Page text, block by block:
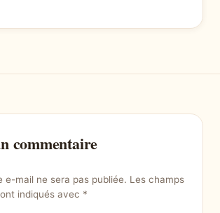
commentaire
e-mail ne sera pas publiée. Les champs
indiqués avec *